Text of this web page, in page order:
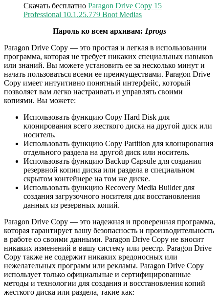
Скачать бесплатно Paragon Drive Copy 15
Professional 10.1.25.779 Boot Medias
Пароль ко всем архивам: 1progs
Paragon Drive Copy — это простая и легкая в использовании
программа, которая не требует никаких специальных навыков
или знаний. Вы можете установить ее за несколько минут и
начать пользоваться всеми ее преимуществами. Paragon Drive
Copy имеет интуитивно понятный интерфейс, который
позволяет вам легко настраивать и управлять своими
копиями. Вы можете:
Использовать функцию Copy Hard Disk для
клонирования всего жесткого диска на другой диск или
носитель.
Использовать функцию Copy Partition для клонирования
отдельного раздела на другой диск или носитель.
Использовать функцию Backup Capsule для создания
резервной копии диска или раздела в специальном
скрытом контейнере на том же диске.
Использовать функцию Recovery Media Builder для
создания загрузочного носителя для восстановления
данных из резервных копий.
Paragon Drive Copy — это надежная и проверенная программа,
которая гарантирует вашу безопасность и производительность
в работе со своими данными. Paragon Drive Copy не вносит
никаких изменений в вашу систему или реестр. Paragon Drive
Copy также не содержит никаких вредоносных или
нежелательных программ или рекламы. Paragon Drive Copy
использует только официальные и сертифицированные
методы и технологии для создания и восстановления копий
жесткого диска или раздела, такие как: